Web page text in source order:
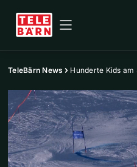
TeleBärn News Hunderte Kids am